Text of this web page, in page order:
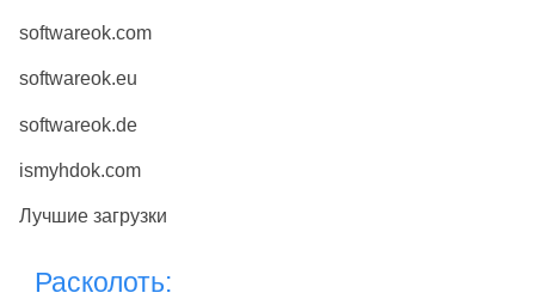
softwareok.com
softwareok.eu
softwareok.de
ismyhdok.com
Лучшие загрузки
Расколоть: